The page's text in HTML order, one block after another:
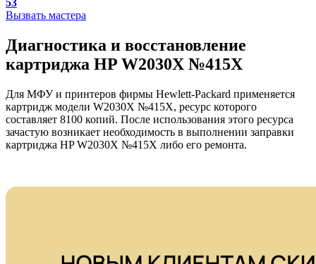
53
Вызвать мастера
Диагностика и восстановление
картриджа HP W2030X №415X
Для МФУ и принтеров фирмы Hewlett-Packard применяется
картридж модели W2030X №415X, ресурс которого
составляет 8100 копий. После использования этого ресурса
зачастую возникает необходимость в выполнении заправки
картриджа HP W2030X №415X либо его ремонта.